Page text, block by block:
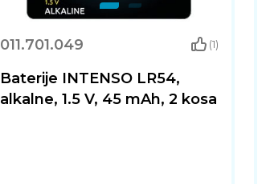
011.701.049 (1)
Baterije INTENSO LR54,
alkalne, 1.5 V, 45 mAh, 2 kosa